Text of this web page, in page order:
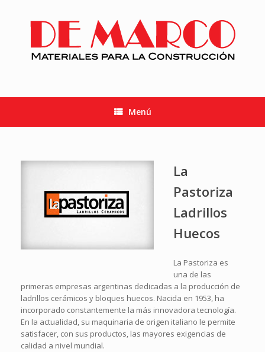
contenido
Menú
La
Pastoriza
Ladrillos
Huecos
La Pastoriza es
una de las
primeras empresas argentinas dedicadas a la producción de
ladrillos cerámicos y bloques huecos. Nacida en 1953, ha
incorporado constantemente la más innovadora tecnología.
En la actualidad, su maquinaria de origen italiano le permite
satisfacer, con sus productos, las mayores exigencias de
calidad a nivel mundial.